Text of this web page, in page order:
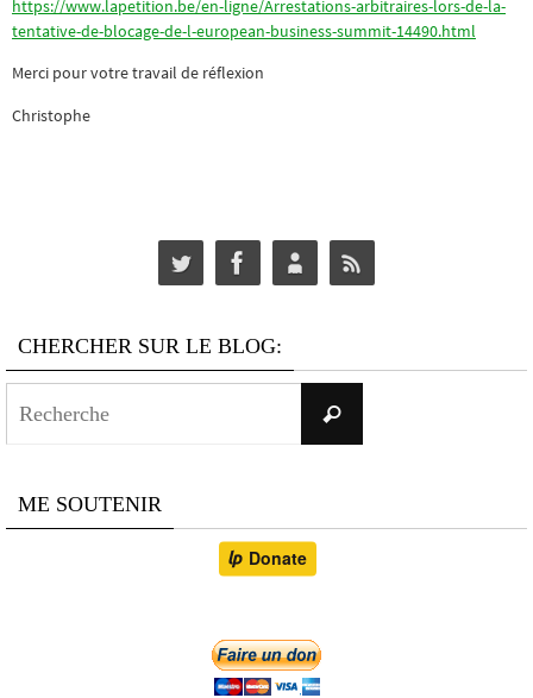
https://www.lapetition.be/en-ligne/Arrestations-arbitraires-lors-de-la-
tentative-de-blocage-de-l-european-business-summit-14490.html
Merci pour votre travail de réflexion
Christophe
CHERCHER SUR LE BLOG:
Recherche
ME SOUTENIR